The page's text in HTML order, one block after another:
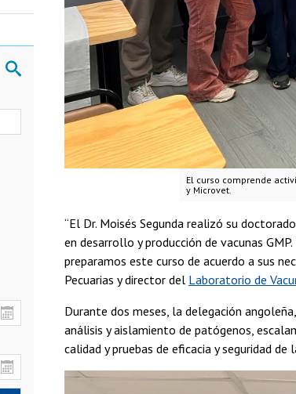
El curso comprende
y Microvet.
“El Dr. Moisés Segunda realizó su
en desarrollo y producción de vacunas
preparamos este curso de acuerdo a sus
Pecuarias y director del Laboratorio de
Durante dos meses, la delegación
análisis y aislamiento de patógenos,
calidad y pruebas de eficacia y seguridad